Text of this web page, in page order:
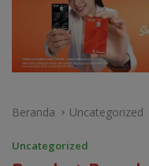
Beranda Uncategorized
Uncategorized